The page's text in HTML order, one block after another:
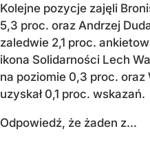
Kolejne pozycje zajęli
5,3 proc. oraz Andrzej
zaledwie 2,1 proc.
ikona Solidarności Lech
na poziomie 0,3 proc.
uzyskał 0,1 proc. wskazań.
Odpowiedź, że żaden z...